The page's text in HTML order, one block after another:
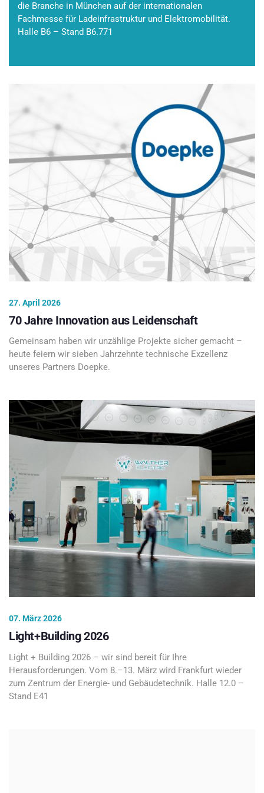
die Branche in München auf der internationalen
Fachmesse für Ladeinfrastruktur und Elektromobilität.
Halle B6 – Stand B6.771
27. April 2026
70 Jahre Innovation aus Leidenschaft
Gemeinsam haben wir unzählige Projekte sicher gemacht –
heute feiern wir sieben Jahrzehnte technische Exzellenz
unseres Partners Doepke.
07. März 2026
Light+Building 2026
Light + Building 2026 – wir sind bereit für Ihre
Herausforderungen. Vom 8.–13. März wird Frankfurt wieder
zum Zentrum der Energie- und Gebäudetechnik. Halle 12.0 –
Stand E41